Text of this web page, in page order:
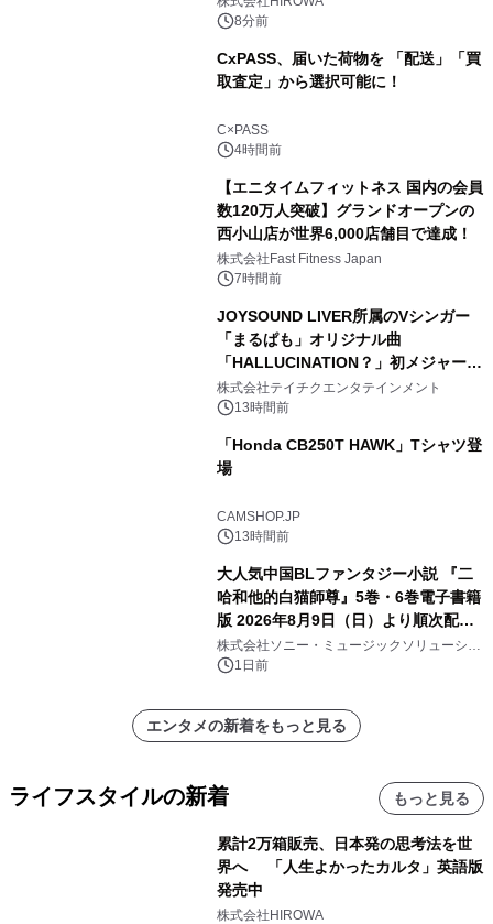
8分前
CxPASS、届いた荷物を 「配送」「買
取査定」から選択可能に！
C×PASS
4時間前
【エニタイムフィットネス 国内の会員
数120万人突破】グランドオープンの
西小山店が世界6,000店舗目で達成！
株式会社Fast Fitness Japan
7時間前
JOYSOUND LIVER所属のVシンガー
「まるぱも」オリジナル曲
「HALLUCINATION？」初メジャー配
信リリース決定！
株式会社テイチクエンタテインメント
13時間前
「Honda CB250T HAWK」Tシャツ登
場
CAMSHOP.JP
13時間前
大人気中国BLファンタジー小説 『二
哈和他的白猫師尊』5巻・6巻電子書籍
版 2026年8月9日（日）より順次配信
開始
株式会社ソニー・ミュージックソリューショ
ンズ1日前
エンタメの新着をもっと見る
ライフスタイルの新着 もっと見る
累計2万箱販売、日本発の思考法を世
界へ 「人生よかったカルタ」英語版
発売中
株式会社HIROWA